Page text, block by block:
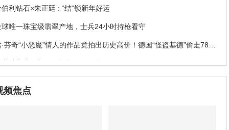
利钻石×朱正廷 : “结”锁新年好运
球唯一珠宝级翡翠产地，士兵24小时持枪看守
芬奇“小恶魔”情人的作品竟拍出历史高价！德国“怪盗基德”偷走78亿
频焦点